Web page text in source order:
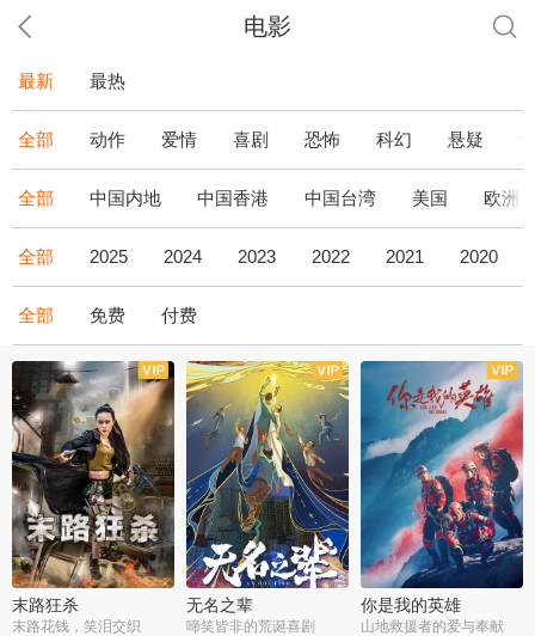
电影
最新 最热
全部 动作 爱情 喜剧 恐怖 科幻 悬疑
全部 中国内地 中国香港 中国台湾 美国 欧洲
全部 2025 2024 2023 2022 2021 2020
全部 免费 付费
末路狂杀
末路花钱，笑泪交织
无名之辈
啼笑皆非的荒诞喜剧
你是我的英雄
山地救援者的爱与奉献